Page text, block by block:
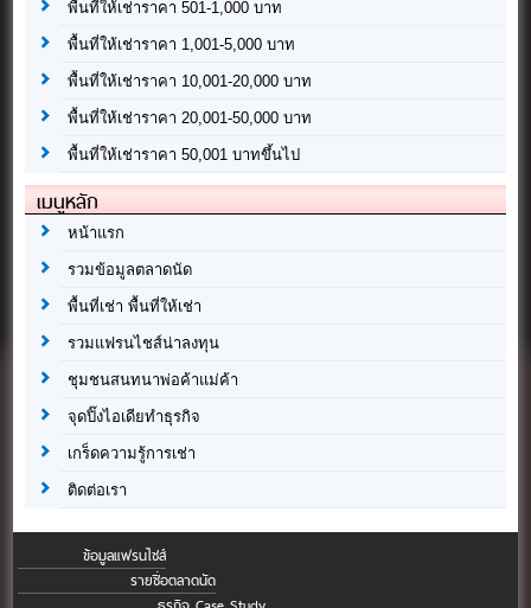
พื้นที่ให้เช่าราคา 501-1,000 บาท
พื้นที่ให้เช่าราคา 1,001-5,000 บาท
พื้นที่ให้เช่าราคา 10,001-20,000 บาท
พื้นที่ให้เช่าราคา 20,001-50,000 บาท
พื้นที่ให้เช่าราคา 50,001 บาทขึ้นไป
เมนูหลัก
หน้าแรก
รวมข้อมูลตลาดนัด
พื้นที่เช่า พื้นที่ให้เช่า
รวมแฟรนไชส์น่าลงทุน
ชุมชนสนทนาพ่อค้าแม่ค้า
จุดปิ๊งไอเดียทำธุรกิจ
เกร็ดความรู้การเช่า
ติดต่อเรา
ข้อมูลแฟรนไชส์
รายชื่อตลาดนัด